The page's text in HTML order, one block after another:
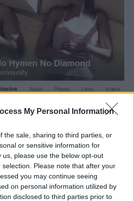
My Personal Information
the sale, sharing to third parties, or
or sensitive information for
please use the below opt-out
Please note that after your
you may continue seeing
on personal information utilized by
disclosed to third parties prior to
Μάθετε πώς
Diamond στο Facebook έχει
ημέρες το επίκεντρο μιας
διαμάχης.